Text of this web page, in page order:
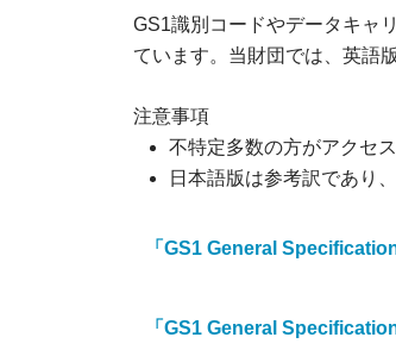
GS1識別コードやデータキャ
ています。当財団では、英語
注意事項
不特定多数の方がアクセ
日本語版は参考訳であり
「GS1 General
「GS1 General